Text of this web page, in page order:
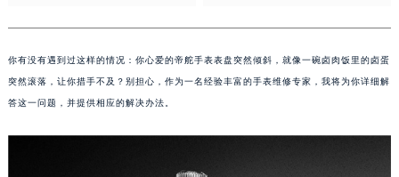
你有没有遇到过这样的情况：你心爱的帝舵手表表盘突然倾斜，就像一碗卤肉饭里的卤蛋
突然滚落，让你措手不及？别担心，作为一名经验丰富的手表维修专家，我将为你详细解
答这一问题，并提供相应的解决办法。